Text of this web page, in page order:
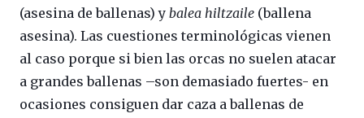
(asesina de ballenas) y balea hiltzaile (ballena
asesina). Las cuestiones terminológicas vienen
al caso porque si bien las orcas no suelen atacar
a grandes ballenas –son demasiado fuertes- en
ocasiones consiguen dar caza a ballenas de